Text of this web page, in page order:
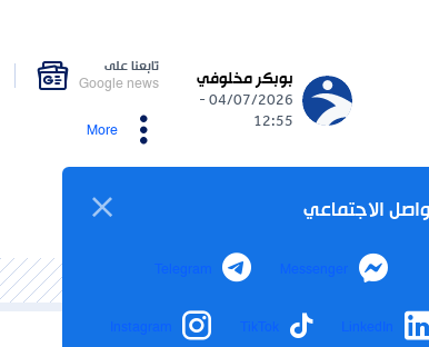
بوبكر مخلوفي
04/07/2026 -
12:55
تابعنا على
Google news
More
الاجتماعي
Messenger
Telegram
LinkedIn
TikTok
Instagram